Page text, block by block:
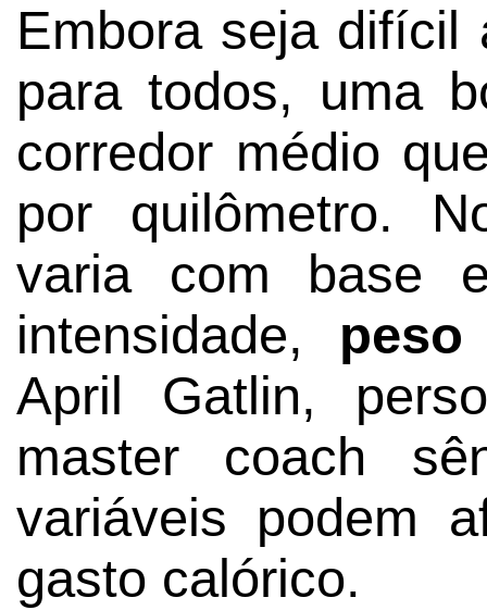
Embora seja difícil
para todos, uma
corredor médio
por quilômetro.
varia com base
intensidade, peso
April Gatlin,
master coach
variáveis podem
gasto calórico.